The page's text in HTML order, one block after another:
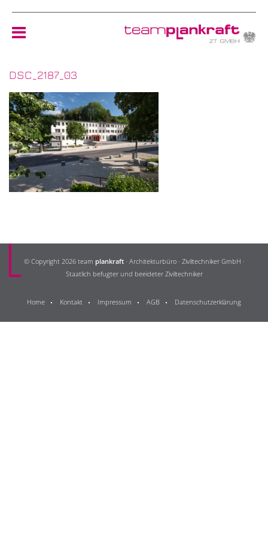
TEAM
NEWS
REFERENZEN
KONTAKT
DSC_2187_03
© Copyright 2026 team plankraft· Architekturbüro · Ziviltechniker GmbH ·
Staatlich befugter und beeideter Ziviltechniker
Home Kontakt Impressum AGB Datenschutzerklärung